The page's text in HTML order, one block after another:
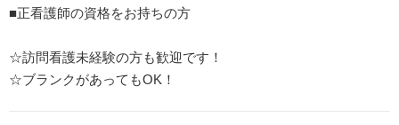
■正看護師の資格をお持ちの方
☆訪問看護未経験の方も歓迎です！
☆ブランクがあってもOK！